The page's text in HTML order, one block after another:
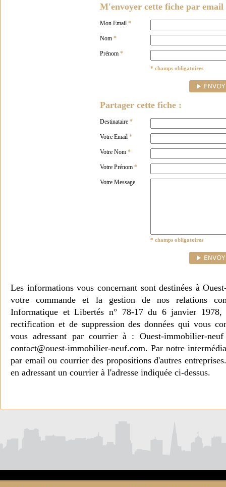
M'envoyer cette fiche par email
Mon Email *
Nom *
Prénom *
* champs obligatoires
Partager cette fiche :
Destinataire *
Votre Email *
Votre Nom *
Votre Prénom *
Votre Message
* champs obligatoires
Les informations vous concernant sont destinées à
votre commande et la gestion de nos relations
Informatique et Libertés n° 78-17 du 6 janvier 1978,
rectification et de suppression des données qui vous
vous adressant par courrier à : Ouest-immobilier-
contact@ouest-immobilier-neuf.com. Par notre
par email ou courrier des propositions d'autres
en adressant un courrier à l'adresse indiquée ci-dessus.